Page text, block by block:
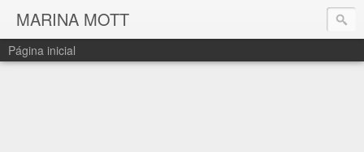
MARINA MOTT
Página inicial